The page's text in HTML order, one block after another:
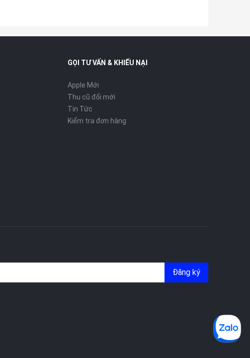
GỌI TƯ VẤN & KHIẾU NẠI
Apple Mới
Thu cũ đổi mới
Tin Tức
Kiểm tra đơn hàng
Đăng ký